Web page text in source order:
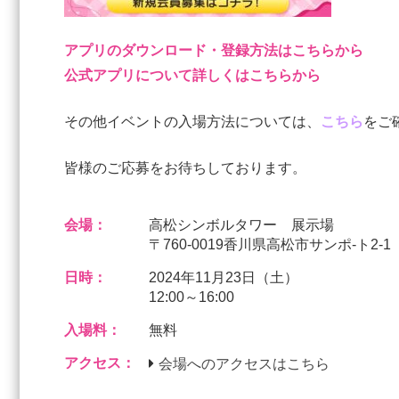
アプリのダウンロード・登録方法はこちらから
公式アプリについて詳しくはこちらから
その他イベントの入場方法については、 こちら をご
皆様のご応募をお待ちしております。
会場：
高松シンボルタワー 展示場
〒760-0019香川県高松市サンポ-ト2-1
日時：
2024年11月23日（土）
12:00～16:00
入場料： 無料
アクセス： 会場へのアクセスはこちら